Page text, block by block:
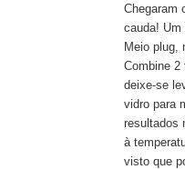
Chegaram
cauda! Um
Meio plug
Combine
deixe-se
vidro para
resultados
à
visto que